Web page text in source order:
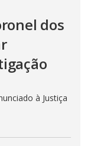
dos
à Justiça